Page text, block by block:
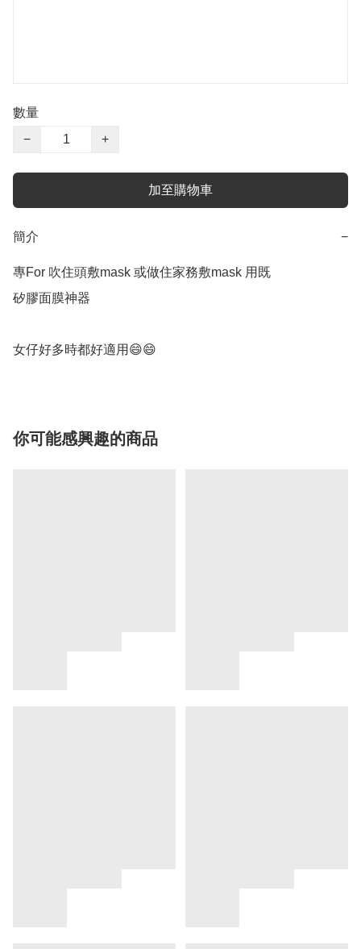
數量
−
+
加至購物車
簡介 −
專For 吹住頭敷mask 或做住家務敷mask 用既
矽膠面膜神器
女仔好多時都好適用😄😄
你可能感興趣的商品